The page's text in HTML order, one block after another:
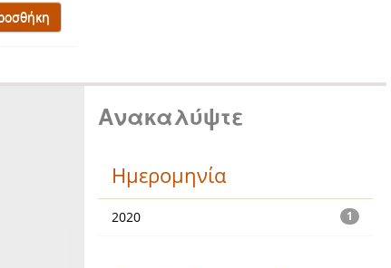
Ανακαλύψτε
Ημερομηνία
1
2020